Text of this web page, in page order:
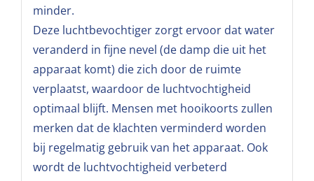
minder.
Deze luchtbevochtiger zorgt ervoor dat water
veranderd in fijne nevel (de damp die uit het
apparaat komt) die zich door de ruimte
verplaatst, waardoor de luchtvochtigheid
optimaal blijft. Mensen met hooikoorts zullen
merken dat de klachten verminderd worden
bij regelmatig gebruik van het apparaat. Ook
wordt de luchtvochtigheid verbeterd